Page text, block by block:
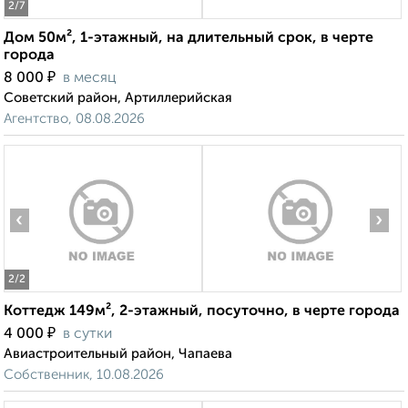
2/7
Дом 50м², 1-этажный, на длительный срок, в черте
города
8 000 ₽ в месяц
Советский район, Артиллерийская
Агентство, 08.08.2026
2/2
‹ ›
Коттедж 149м², 2-этажный, посуточно, в черте города
4 000 ₽ в сутки
Авиастроительный район, Чапаева
Собственник, 10.08.2026